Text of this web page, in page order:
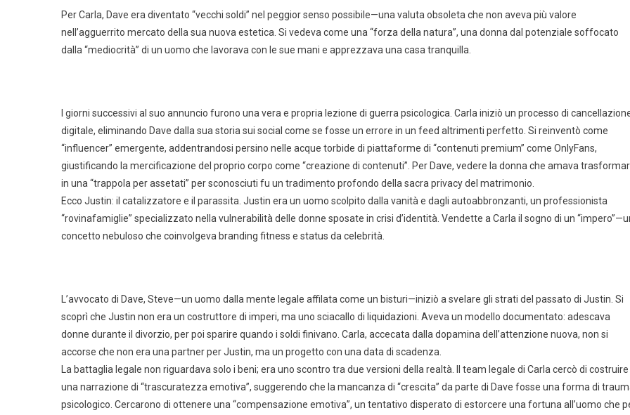
Per Carla, Dave era diventato “vecchi soldi” nel peggior senso possibile—una valuta obsoleta che non aveva più valore
nell’agguerrito mercato della sua nuova estetica. Si vedeva come una “forza della natura”, una donna dal potenziale soffocato
dalla “mediocrità” di un uomo che lavorava con le sue mani e apprezzava una casa tranquilla.
I giorni successivi al suo annuncio furono una vera e propria lezione di guerra psicologica. Carla iniziò un processo di
digitale, eliminando Dave dalla sua storia sui social come se fosse un errore in un feed altrimenti perfetto. Si reinventò come
“influencer” emergente, addentrandosi persino nelle acque torbide di piattaforme di “contenuti premium” come OnlyFans,
giustificando la mercificazione del proprio corpo come “creazione di contenuti”. Per Dave, vedere la donna che amava
in una “trappola per assetati” per sconosciuti fu un tradimento profondo della sacra privacy del matrimonio.
Ecco Justin: il catalizzatore e il parassita. Justin era un uomo scolpito dalla vanità e dagli autoabbronzanti, un professionista
“rovinafamiglie” specializzato nella vulnerabilità delle donne sposate in crisi d’identità. Vendette a Carla il sogno di un
concetto nebuloso che coinvolgeva branding fitness e status da celebrità.
L’avvocato di Dave, Steve—un uomo dalla mente legale affilata come un bisturi—iniziò a svelare gli strati del passato di Justin. Si
scoprì che Justin non era un costruttore di imperi, ma uno sciacallo di liquidazioni. Aveva un modello documentato: adescava
donne durante il divorzio, per poi sparire quando i soldi finivano. Carla, accecata dalla dopamina dell’attenzione nuova, non si
accorse che non era una partner per Justin, ma un progetto con una data di scadenza.
La battaglia legale non riguardava solo i beni; era uno scontro tra due versioni della realtà. Il team legale di Carla cercò di costruire
una narrazione di “trascuratezza emotiva”, suggerendo che la mancanza di “crescita” da parte di Dave fosse una forma di
psicologico. Cercarono di ottenere una “compensazione emotiva”, un tentativo disperato di estorcere una fortuna all’uomo che